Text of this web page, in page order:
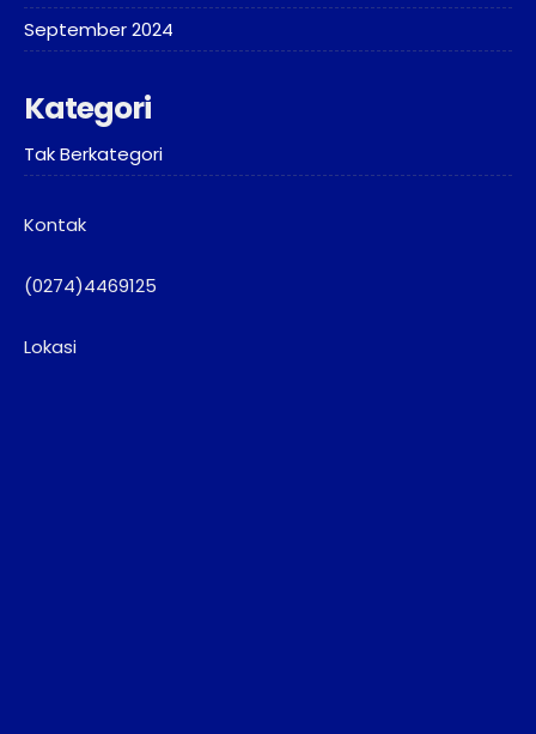
September 2024
Kategori
Tak Berkategori
Kontak
(0274)4469125
Lokasi